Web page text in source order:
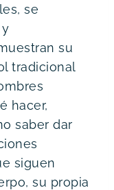
se
su
tradicional
hacer,
saber dar
siguen
su propia